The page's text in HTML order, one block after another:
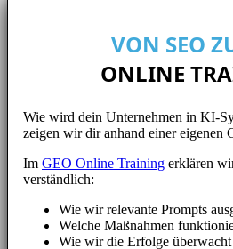
VON SEO
ONLINE
Wie wird dein Unternehmen in KI-
zeigen wir dir anhand einer eigenen
Im GEO Online Training erklären
verständlich:
Wie wir relevante Prompts
Welche Maßnahmen
Wie wir die Erfolge überwacht